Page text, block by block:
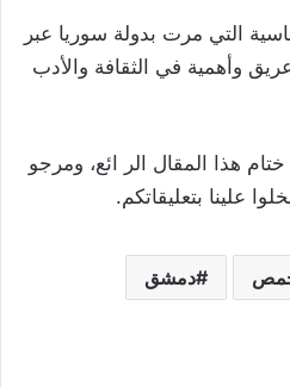
التي مرت بدولة سوريا عبر
وأهمية في الثقافة والأدب
هذا المقال الر ائع، ومرجو
علينا بتعليقاتكم.
دمشق